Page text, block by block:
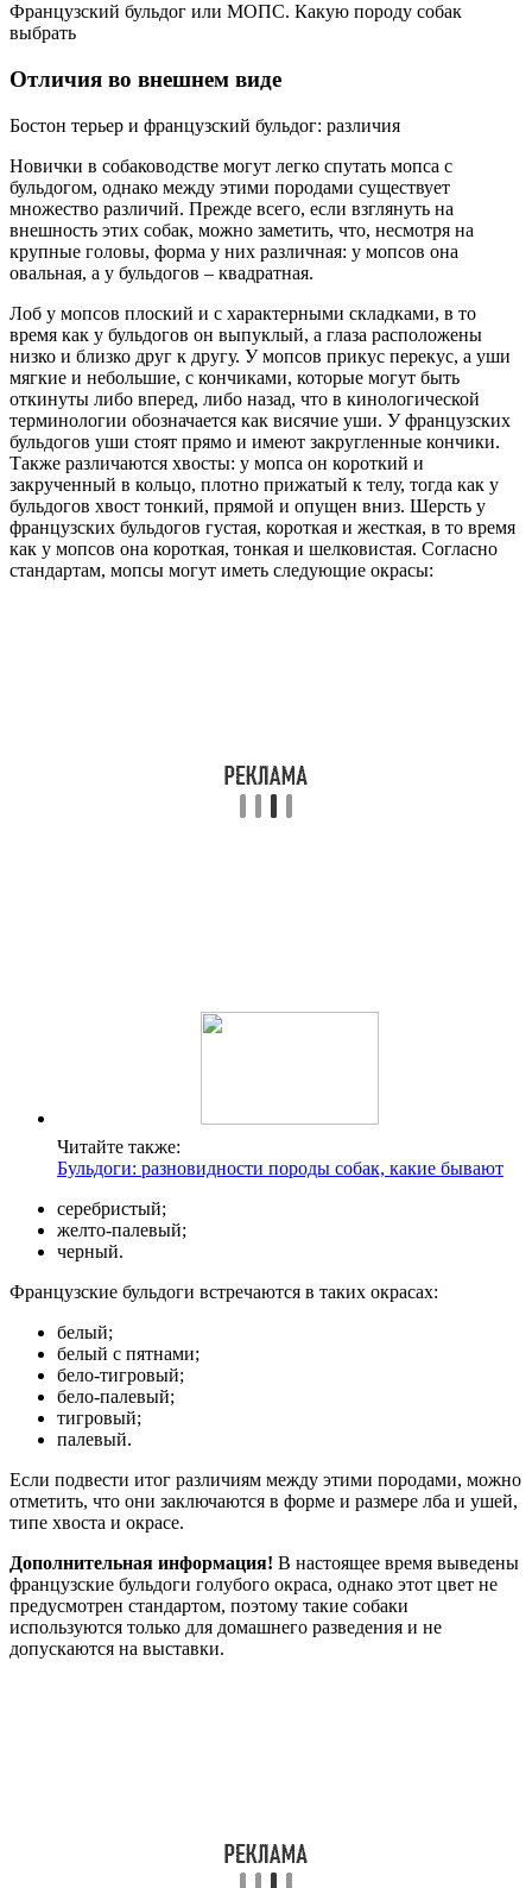
Французский бульдог или МОПС. Какую породу собак
выбрать
Отличия во внешнем виде
Бостон терьер и французский бульдог: различия
Новички в собаководстве могут легко спутать мопса с
бульдогом, однако между этими породами существует
множество различий. Прежде всего, если взглянуть на
внешность этих собак, можно заметить, что, несмотря на
крупные головы, форма у них различная: у мопсов она
овальная, а у бульдогов – квадратная.
Лоб у мопсов плоский и с характерными складками, в то
время как у бульдогов он выпуклый, а глаза расположены
низко и близко друг к другу. У мопсов прикус перекус, а уши
мягкие и небольшие, с кончиками, которые могут быть
откинуты либо вперед, либо назад, что в кинологической
терминологии обозначается как висячие уши. У французских
бульдогов уши стоят прямо и имеют закругленные кончики.
Также различаются хвосты: у мопса он короткий и
закрученный в кольцо, плотно прижатый к телу, тогда как у
бульдогов хвост тонкий, прямой и опущен вниз. Шерсть у
французских бульдогов густая, короткая и жесткая, в то время
как у мопсов она короткая, тонкая и шелковистая. Согласно
стандартам, мопсы могут иметь следующие окрасы:
Читайте также:
Бульдоги: разновидности породы собак, какие бывают
серебристый;
желто-палевый;
черный.
Французские бульдоги встречаются в таких окрасах:
белый;
белый с пятнами;
бело-тигровый;
бело-палевый;
тигровый;
палевый.
Если подвести итог различиям между этими породами, можно
отметить, что они заключаются в форме и размере лба и ушей,
типе хвоста и окрасе.
Дополнительная информация! В настоящее время выведены
французские бульдоги голубого окраса, однако этот цвет не
предусмотрен стандартом, поэтому такие собаки
используются только для домашнего разведения и не
допускаются на выставки.